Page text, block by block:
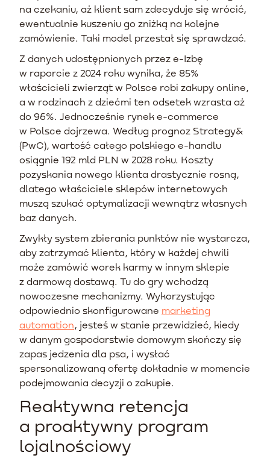
na czekaniu, aż klient sam zdecyduje się wrócić,
ewentualnie kuszeniu go zniżką na kolejne
zamówienie. Taki model przestał się sprawdzać.
Z danych udostępnionych przez e-Izbę
w raporcie z 2024 roku wynika, że 85%
właścicieli zwierząt w Polsce robi zakupy online,
a w rodzinach z dziećmi ten odsetek wzrasta aż
do 96%. Jednocześnie rynek e-commerce
w Polsce dojrzewa. Według prognoz Strategy&
(PwC), wartość całego polskiego e-handlu
osiągnie 192 mld PLN w 2028 roku. Koszty
pozyskania nowego klienta drastycznie rosną,
dlatego właściciele sklepów internetowych
muszą szukać optymalizacji wewnątrz własnych
baz danych.
Zwykły system zbierania punktów nie wystarcza,
aby zatrzymać klienta, który w każdej chwili
może zamówić worek karmy w innym sklepie
z darmową dostawą. Tu do gry wchodzą
nowoczesne mechanizmy. Wykorzystując
odpowiednio skonfigurowane marketing
automation, jesteś w stanie przewidzieć, kiedy
w danym gospodarstwie domowym skończy się
zapas jedzenia dla psa, i wysłać
spersonalizowaną ofertę dokładnie w momencie
podejmowania decyzji o zakupie.
Reaktywna retencja
a proaktywny program
lojalnościowy